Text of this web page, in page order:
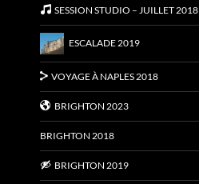
SESSION STUDIO – JUILLET 2018
ESCALADE 2019
VOYAGE À NAPLES 2018
BRIGHTON 2023
BRIGHTON 2018
BRIGHTON 2019